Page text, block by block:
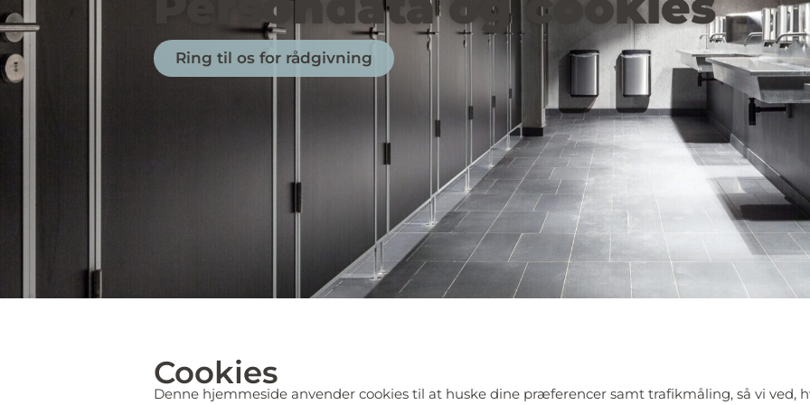
Ring til os for rådgivning
Cookies
Denne hjemmeside anvender cookies til at huske dine præferencer samt trafikmåling, så vi ved,